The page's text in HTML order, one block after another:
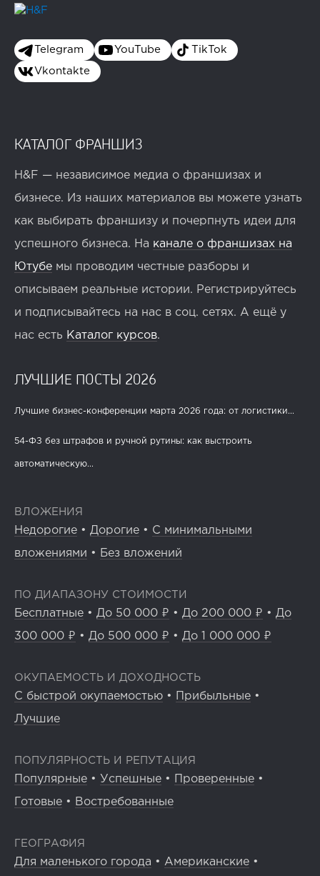
Telegram YouTube TikTok
Vkontakte
КАТАЛОГ ФРАНШИЗ
H&F — независимое медиа о франшизах и
бизнесе. Из наших материалов вы можете узнать
как выбирать франшизу и почерпнуть идеи для
успешного бизнеса. На канале о франшизах на
Ютубе мы проводим честные разборы и
описываем реальные истории. Регистрируйтесь
и подписывайтесь на нас в соц. сетях. А ещё у
нас есть Каталог курсов.
ЛУЧШИЕ ПОСТЫ 2026
Лучшие бизнес-конференции марта 2026 года: от логистики...
54-ФЗ без штрафов и ручной рутины: как выстроить
автоматическую...
ВЛОЖЕНИЯ
Недорогие • Дорогие • С минимальными
вложениями • Без вложений
ПО ДИАПАЗОНУ СТОИМОСТИ
Бесплатные • До 50 000 ₽ • До 200 000 ₽ • До
300 000 ₽ • До 500 000 ₽ • До 1 000 000 ₽
ОКУПАЕМОСТЬ И ДОХОДНОСТЬ
С быстрой окупаемостью • Прибыльные •
Лучшие
ПОПУЛЯРНОСТЬ И РЕПУТАЦИЯ
Популярные • Успешные • Проверенные •
Готовые • Востребованные
ГЕОГРАФИЯ
Для маленького города • Американские •